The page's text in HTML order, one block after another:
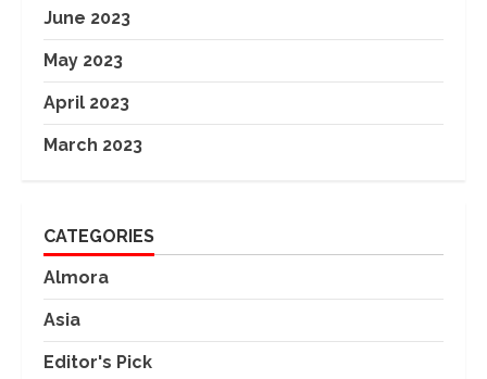
June 2023
May 2023
April 2023
March 2023
CATEGORIES
Almora
Asia
Editor's Pick